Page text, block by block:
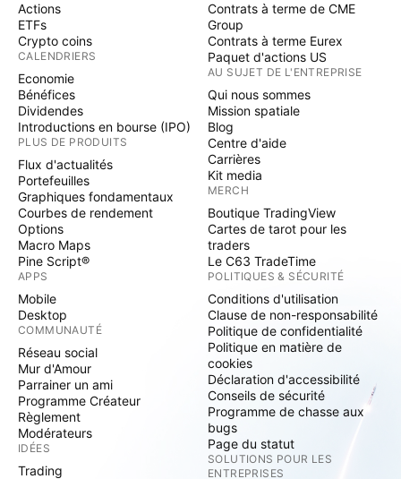
Actions
ETFs
Crypto coins
CALENDRIERS
Economie
Bénéfices
Dividendes
Introductions en bourse (IPO)
PLUS DE PRODUITS
Flux d'actualités
Portefeuilles
Graphiques fondamentaux
Courbes de rendement
Options
Macro Maps
Pine Script®
APPS
Mobile
Desktop
COMMUNAUTÉ
Réseau social
Mur d'Amour
Parrainer un ami
Programme Créateur
Règlement
Modérateurs
IDÉES
Trading
Contrats à terme de CME
Group
Contrats à terme Eurex
Paquet d'actions US
AU SUJET DE L'ENTREPRISE
Qui nous sommes
Mission spatiale
Blog
Centre d'aide
Carrières
Kit media
MERCH
Boutique TradingView
Cartes de tarot pour les
traders
Le C63 TradeTime
POLITIQUES & SÉCURITÉ
Conditions d'utilisation
Clause de non-responsabilité
Politique de confidentialité
Politique en matière de
cookies
Déclaration d'accessibilité
Conseils de sécurité
Programme de chasse aux
bugs
Page du statut
SOLUTIONS POUR LES
ENTREPRISES